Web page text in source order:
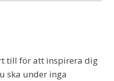
till för att inspirera dig
ska under inga